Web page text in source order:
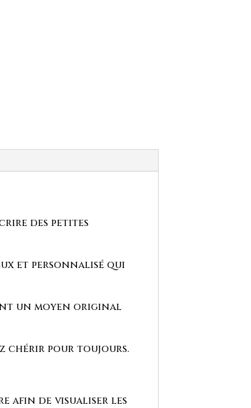
des petites
et personnalisé qui
un moyen original
chérir pour toujours.
afin de visualiser les